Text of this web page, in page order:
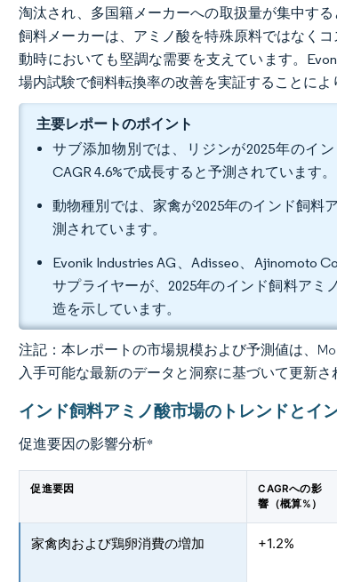
淘汰され、多国籍メーカーへの取扱量が集中す
飼料メーカーは、アミノ酸を特殊原料ではなく
動時においても堅調な需要を支えています。
場内試験で飼料転換率の改善を実証することによ
主要レポートのポイント
サブ添加物別では、リジンが2025年のイ
CAGR 4.6%で成長すると予測されています。
動物種別では、家禽が2025年のインド飼料
測されています。
Evonik Industries AG、Adisseo、Ajinomoto
サプライヤーが、2025年のインド飼料ア
造を示しています。
注記：本レポートの市場規模および予測値は、
入手可能な最新のデータと洞察に基づいて更新さ
インド飼料アミノ酸市場のトレンドとイ
促進要因の影響分析*
促進要因
CAGRへの影
響（概算%）
家禽肉および鶏卵消費の増加 +1.2%